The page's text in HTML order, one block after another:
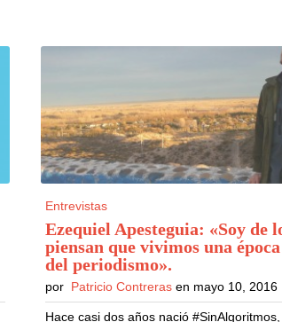
Entrevistas
Ezequiel Apesteguia: «Soy de
piensan que vivimos una
del periodismo».
por Patricio Contrerasen mayo 10, 2016
Hace casi dos años nació